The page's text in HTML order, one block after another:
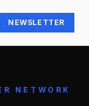
NEWSLETTER
NETWORK